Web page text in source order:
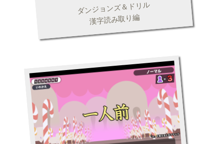
ダンジョンズ＆ドリル
漢字読み取り編